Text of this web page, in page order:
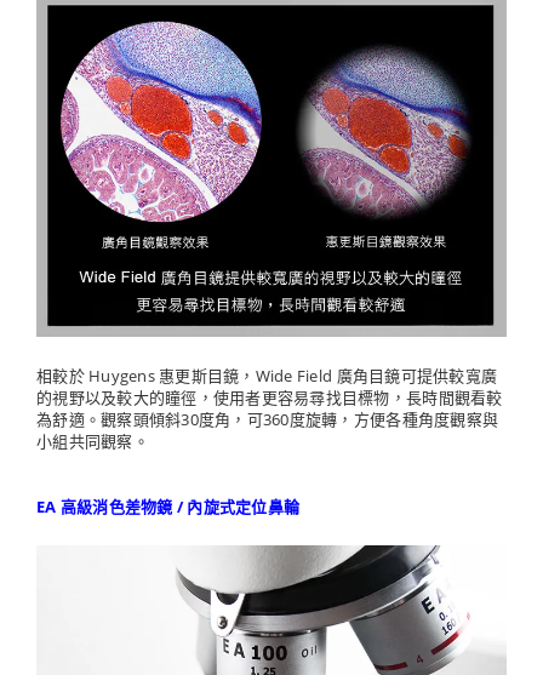
相較於 Huygens 惠更斯目鏡，Wide Field 廣角目鏡可提供較寬廣
的視野以及較大的瞳徑，使用者更容易尋找目標物，長時間觀看較
為舒適。觀察頭傾斜30度角，可360度旋轉，方便各種角度觀察與
小組共同觀察。
EA 高級消色差物鏡 / 內旋式定位鼻輪